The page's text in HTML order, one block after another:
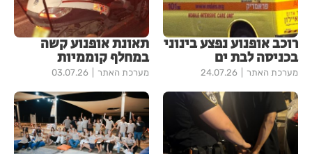
רוכב אופנוע נפצע בינוני
בכניסה לבת ים
מערכת האתר 24.07.26
תאונת אופנוע קשה
במחלף קוממיות
מערכת האתר 03.07.26